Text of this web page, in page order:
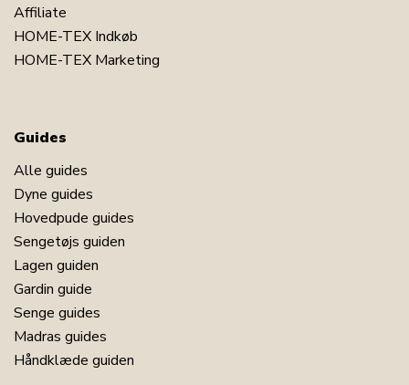
Affiliate
HOME-TEX Indkøb
HOME-TEX Marketing
Guides
Alle guides
Dyne guides
Hovedpude guides
Sengetøjs guiden
Lagen guiden
Gardin guide
Senge guides
Madras guides
Håndklæde guiden